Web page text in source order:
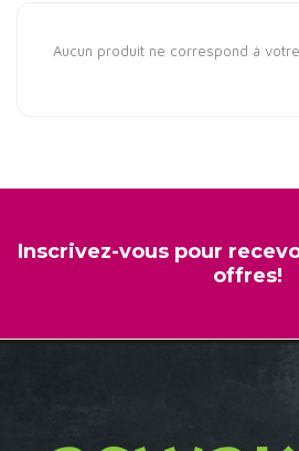
Aucun produit ne correspond à
Inscrivez-vous pour
offres!